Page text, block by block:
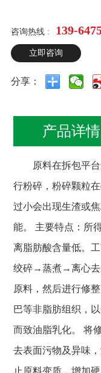
咨询热线 : 139-
立即咨询
分享：
产品详情
原料在拆包平
行粉碎，粉碎颗粒
过小会出现生渣或
能。 主要特点：所
离脂肪酸含量低。
绞碎→蒸煮→离心
原料，然后进行修
巴等非脂肪组织，
而致油脂乳化。 将
去表面污物及异味